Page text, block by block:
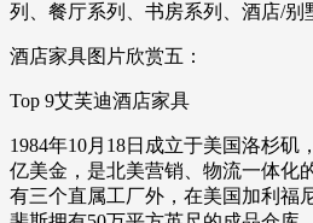
列、餐厅系列、书房系列、酒店/别
酒店家具图片欣赏五：
Top 9艾芙迪酒店家具
1984年10月18日成立于美国洛杉矶
亿美金，是北美营销、物流一体化
有三个直属工厂外，在美国加利福